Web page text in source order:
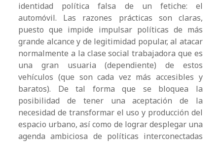
identidad política falsa de un fetiche: el
automóvil. Las razones prácticas son claras,
puesto que impide impulsar políticas de más
grande alcance y de legitimidad popular, al atacar
normalmente a la clase social trabajadora que es
una gran usuaria (dependiente) de estos
vehículos (que son cada vez más accesibles y
baratos). De tal forma que se bloquea la
posibilidad de tener una aceptación de la
necesidad de transformar el uso y producción del
espacio urbano, así como de lograr desplegar una
agenda ambiciosa de políticas interconectadas